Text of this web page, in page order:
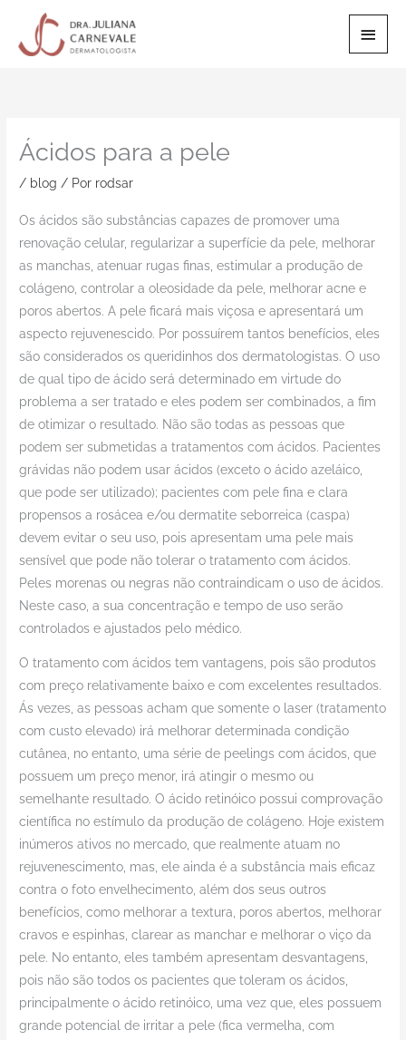
Ácidos para a pele
/ blog / Por rodsar
Os ácidos são substâncias capazes de promover uma
renovação celular, regularizar a superfície da pele, melhorar
as manchas, atenuar rugas finas, estimular a produção de
colágeno, controlar a oleosidade da pele, melhorar acne e
poros abertos. A pele ficará mais viçosa e apresentará um
aspecto rejuvenescido. Por possuírem tantos benefícios, eles
são considerados os queridinhos dos dermatologistas. O uso
de qual tipo de ácido será determinado em virtude do
problema a ser tratado e eles podem ser combinados, a fim
de otimizar o resultado. Não são todas as pessoas que
podem ser submetidas a tratamentos com ácidos. Pacientes
grávidas não podem usar ácidos (exceto o ácido azeláico,
que pode ser utilizado); pacientes com pele fina e clara
propensos a rosácea e/ou dermatite seborreica (caspa)
devem evitar o seu uso, pois apresentam uma pele mais
sensível que pode não tolerar o tratamento com ácidos.
Peles morenas ou negras não contraindicam o uso de ácidos.
Neste caso, a sua concentração e tempo de uso serão
controlados e ajustados pelo médico.
O tratamento com ácidos tem vantagens, pois são produtos
com preço relativamente baixo e com excelentes resultados.
Ás vezes, as pessoas acham que somente o laser (tratamento
com custo elevado) irá melhorar determinada condição
cutânea, no entanto, uma série de peelings com ácidos, que
possuem um preço menor, irá atingir o mesmo ou
semelhante resultado. O ácido retinóico possui comprovação
científica no estímulo da produção de colágeno. Hoje existem
inúmeros ativos no mercado, que realmente atuam no
rejuvenescimento, mas, ele ainda é a substância mais eficaz
contra o foto envelhecimento, além dos seus outros
benefícios, como melhorar a textura, poros abertos, melhorar
cravos e espinhas, clarear as manchar e melhorar o viço da
pele. No entanto, eles também apresentam desvantagens,
pois não são todos os pacientes que toleram os ácidos,
principalmente o ácido retinóico, uma vez que, eles possuem
grande potencial de irritar a pele (fica vermelha, com